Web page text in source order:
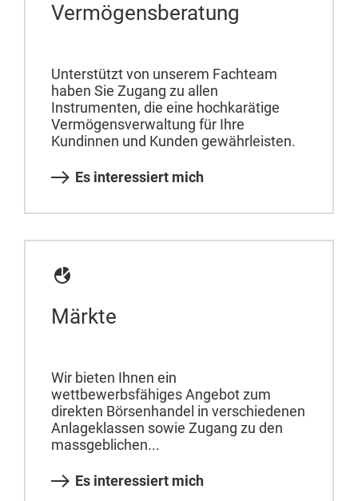
Vermögensberatung
Unterstützt von unserem Fachteam
haben Sie Zugang zu allen
Instrumenten, die eine hochkarätige
Vermögensverwaltung für Ihre
Kundinnen und Kunden gewährleisten.
Es interessiert mich
Märkte
Wir bieten Ihnen ein
wettbewerbsfähiges Angebot zum
direkten Börsenhandel in verschiedenen
Anlageklassen sowie Zugang zu den
massgeblichen...
Es interessiert mich